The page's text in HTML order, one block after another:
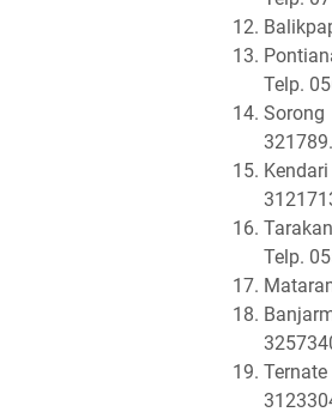
Telp.
321789.
Telp.